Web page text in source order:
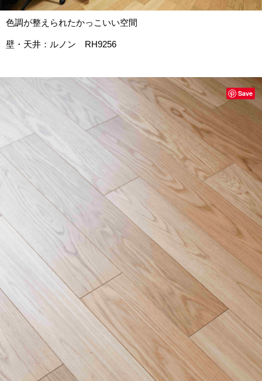
色調が整えられたかっこいい空間
壁・天井：ルノン RH9256
Save